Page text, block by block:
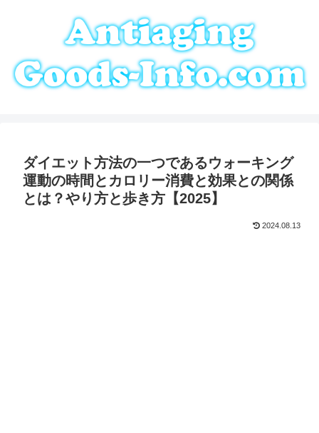
ダイエット方法の一つであるウォーキング
運動の時間とカロリー消費と効果との関係
とは？やり方と歩き方【2025】
2024.08.13